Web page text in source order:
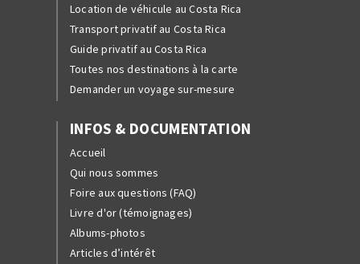
Location de véhicule au Costa Rica
Transport privatif au Costa Rica
Guide privatif au Costa Rica
Toutes nos destinations à la carte
Demander un voyage sur-mesure
INFOS & DOCUMENTATION
Accueil
Qui nous sommes
Foire aux questions (FAQ)
Livre d'or (témoignages)
Albums-photos
Articles d’intérêt